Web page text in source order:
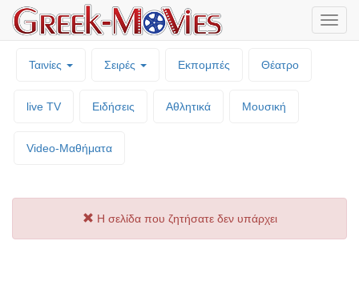
Ταινίες Σειρές Εκπομπές Θέατρο
live TV Ειδήσεις Αθλητικά Μουσική
Video-Mαθήματα
Η σελίδα που ζητήσατε δεν υπάρχει